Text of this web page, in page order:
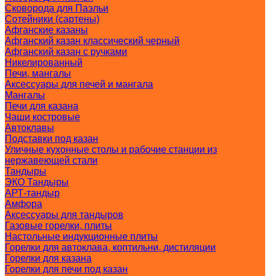
Сковорода для Паэльи
Сотейники (сартены)
Афганские казаны
Афганский казан классический черный
Афганский казан с ручками
Никелированный
Печи, мангалы
Аксессуары для печей и мангала
Мангалы
Печи для казана
Чаши костровые
Автоклавы
Подставки под казан
Уличные кухонные столы и рабочие станции из
нержавеющей стали
Тандыры
ЭКО Тандыры
АРТ-тандыр
Амфора
Аксессуары для тандыров
Газовые горелки, плиты
Настольные индукционные плиты
Горелки для автоклава, коптильни, дистиляции
Горелки для казана
Горелки для печи под казан